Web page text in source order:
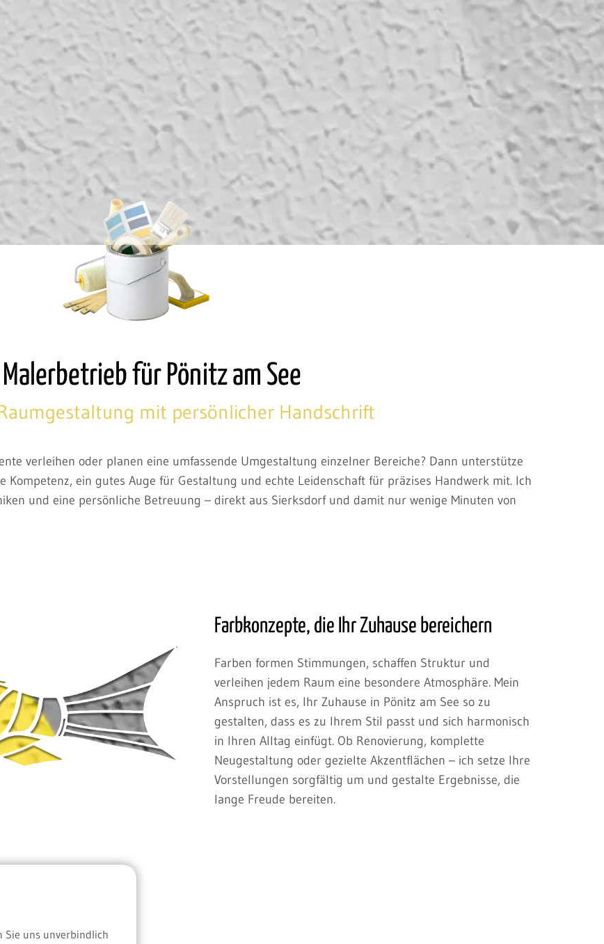
für Pönitz am See
mit persönlicher Handschrift
verleihen oder planen eine umfassende Umgestaltung einzelner Bereiche? Dann unterstütze
Kompetenz, ein gutes Auge für Gestaltung und echte Leidenschaft für präzises Handwerk mit. Ich
und eine persönliche Betreuung – direkt aus Sierksdorf und damit nur wenige Minuten von
Farbkonzepte, die Ihr Zuhause bereichern
Farben formen Stimmungen, schaffen Struktur und
verleihen jedem Raum eine besondere Atmosphäre. Mein
Anspruch ist es, Ihr Zuhause in Pönitz am See so zu
gestalten, dass es zu Ihrem Stil passt und sich harmonisch
in Ihren Alltag einfügt. Ob Renovierung, komplette
Neugestaltung oder gezielte Akzentflächen – ich setze Ihre
Vorstellungen sorgfältig um und gestalte Ergebnisse, die
lange Freude bereiten.
Sie uns unverbindlich